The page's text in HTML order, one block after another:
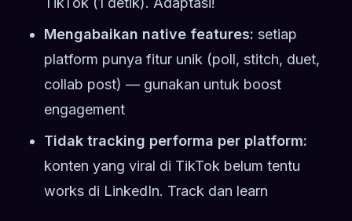
Mengabaikan native features: setiap
platform punya fitur unik (poll, stitch, duet,
collab post) — gunakan untuk boost
engagement
Tidak tracking performa per platform:
konten yang viral di TikTok belum tentu
works di LinkedIn. Track dan learn